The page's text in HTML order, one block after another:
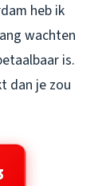
heb ik
wachten
is.
dan je zou